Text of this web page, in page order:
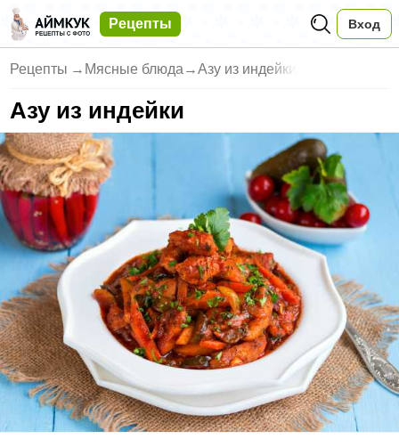
Рецепты Вход
Рецепты → Мясные блюда →Азу из индейки
Азу из индейки